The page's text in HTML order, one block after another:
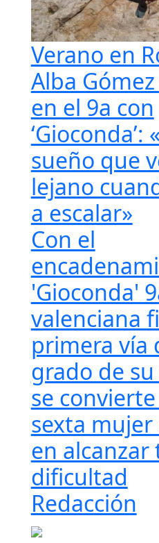
Verano en
Alba
en el 9a con
‘Gioconda’:
sueño que
lejano
a escalar»
Con el
'Gioconda'
valenciana
primera vía
grado de
se
sexta mujer
en alcanzar
dificultad
Redacción